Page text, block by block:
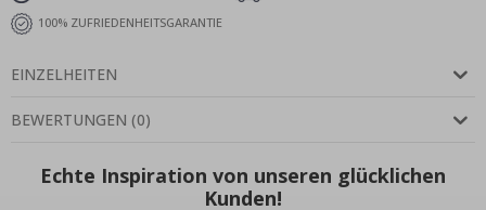
100% ZUFRIEDENHEITSGARANTIE
EINZELHEITEN
BEWERTUNGEN (0)
Echte Inspiration von unseren glücklichen
Kunden!